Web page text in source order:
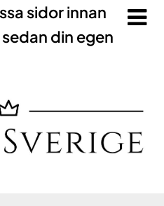
sidor innan
din egen